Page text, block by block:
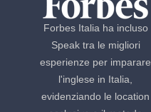
Forbes Italia ha incluso
Speak tra le migliori
esperienze per imparare
l'inglese in Italia,
evidenziando le location